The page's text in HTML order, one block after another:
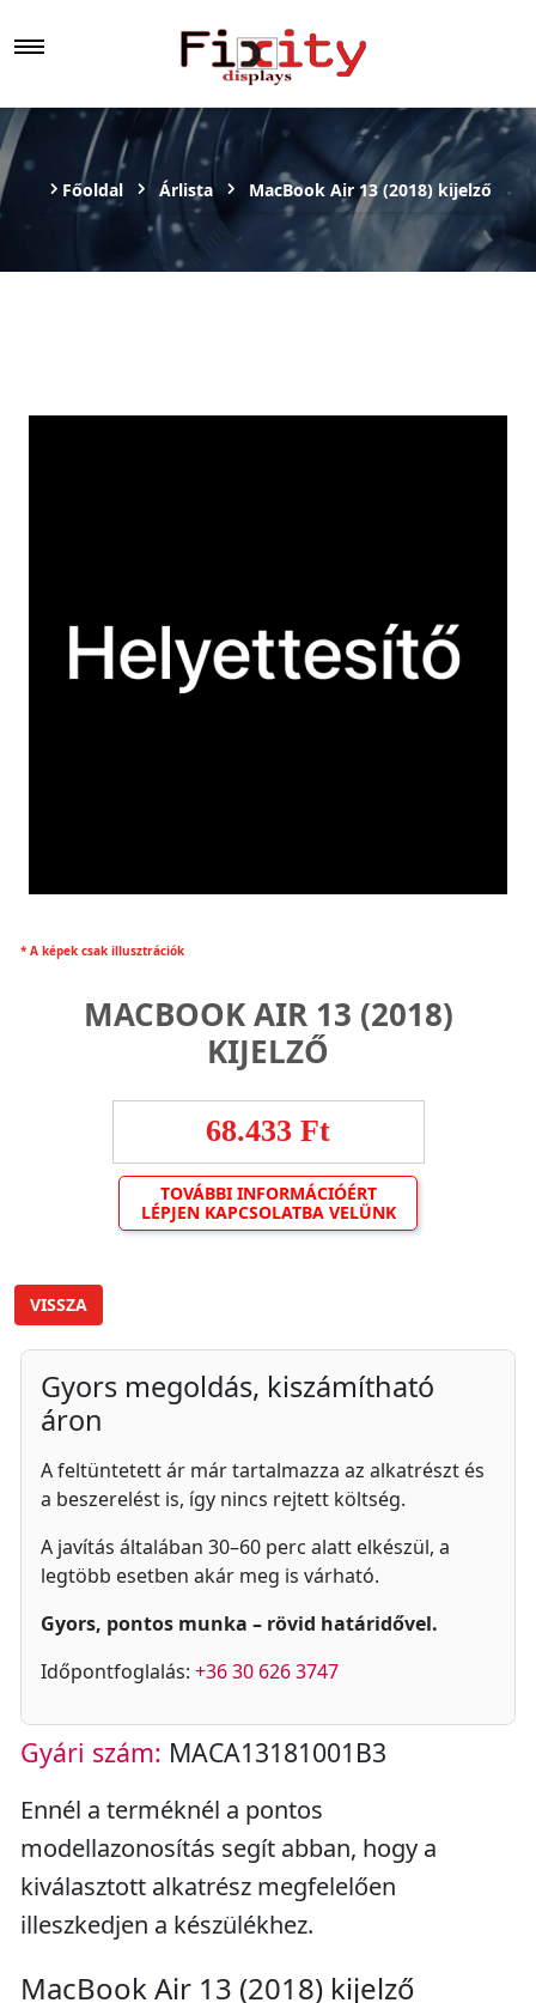
Főoldal Árlista MacBook Air 13 (2018) kijelző
* A képek csak illusztrációk
MACBOOK AIR 13 (2018)
KIJELZŐ
68.433 Ft
TOVÁBBI INFORMÁCIÓÉRT
LÉPJEN KAPCSOLATBA VELÜNK
VISSZA
Gyors megoldás, kiszámítható
áron
A feltüntetett ár már tartalmazza az alkatrészt és
a beszerelést is, így nincs rejtett költség.
A javítás általában 30–60 perc alatt elkészül, a
legtöbb esetben akár meg is várható.
Gyors, pontos munka – rövid határidővel.
Időpontfoglalás: +36 30 626 3747
Gyári szám: MACA13181001B3
Ennél a terméknél a pontos
modellazonosítás segít abban, hogy a
kiválasztott alkatrész megfelelően
illeszkedjen a készülékhez.
MacBook Air 13 (2018) kijelző